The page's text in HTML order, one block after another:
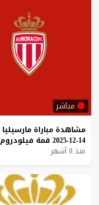
مباشر
مشاهدة مباراة مارسيليا
14-12-2025
قمة فيلودروم
منذ 8 أشهر